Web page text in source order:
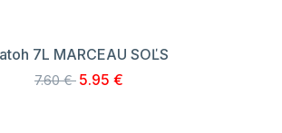
7L MARCEAU SOĽS
7.60 € 5.95 €